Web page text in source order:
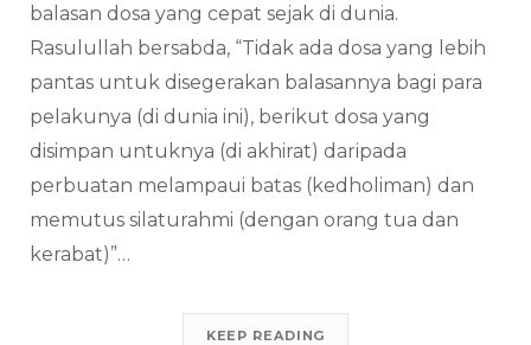
balasan dosa yang cepat sejak di dunia.
Rasulullah bersabda, “Tidak ada dosa yang lebih
pantas untuk disegerakan balasannya bagi para
pelakunya (di dunia ini), berikut dosa yang
disimpan untuknya (di akhirat) daripada
perbuatan melampaui batas (kedholiman) dan
memutus silaturahmi (dengan orang tua dan
kerabat)”…
KEEP READING